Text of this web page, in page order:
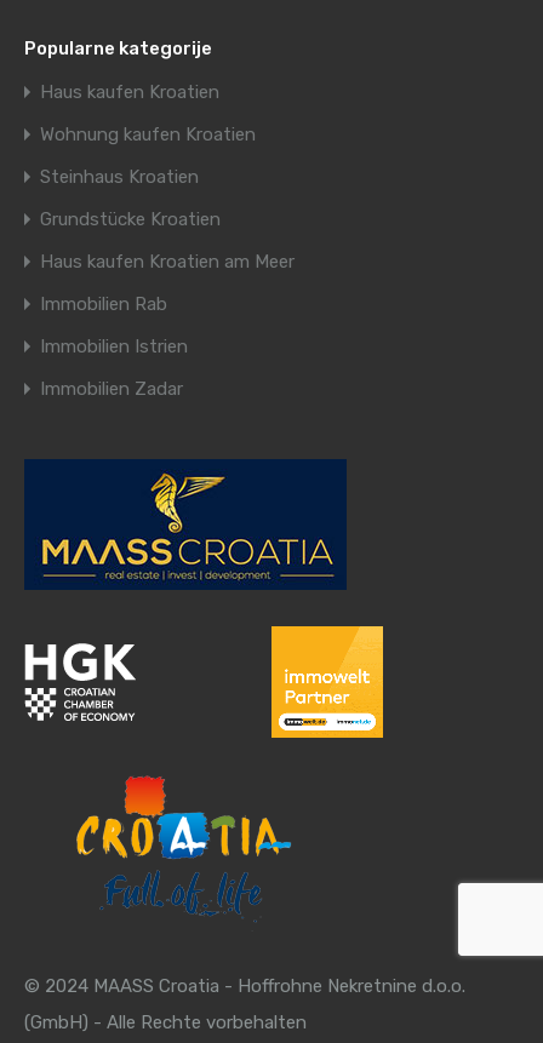
Popularne kategorije
Haus kaufen Kroatien
Wohnung kaufen Kroatien
Steinhaus Kroatien
Grundstücke Kroatien
Haus kaufen Kroatien am Meer
Immobilien Rab
Immobilien Istrien
Immobilien Zadar
© 2024 MAASS Croatia - Hoffrohne Nekretnine d.o.o.
(GmbH) - Alle Rechte vorbehalten